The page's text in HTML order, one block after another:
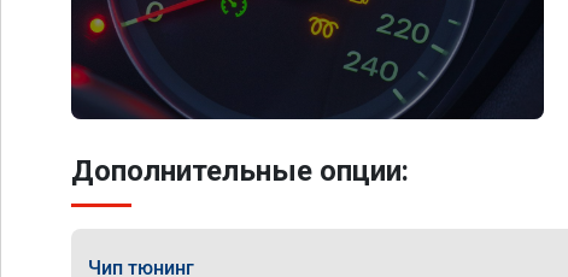
Дополнительные опции:
Чип тюнинг